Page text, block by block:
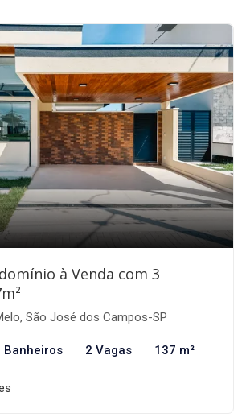
à Venda com 3
São José dos Campos-SP
Banheiros 2 Vagas 137 m²